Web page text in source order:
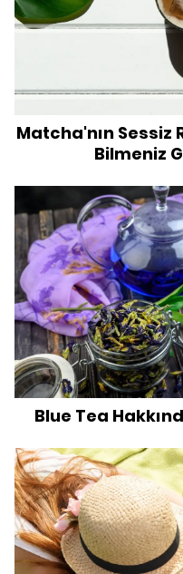
Matcha'nın Sessiz
Bilmeniz
Blue Tea